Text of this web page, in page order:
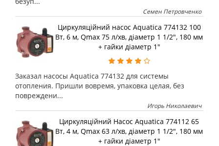
Семен Петровченко
Циркуляційний насос Aquatica 774132 100
Вт, 6 м, Qmax 75 л/хв, діаметр 1 1/2", 180 мм
+ гайки діаметр 1"
Заказал насосы Aquatica 774132 для системы
отопления. Пришли вовремя, упаковка целая, без
повреждени...
Игорь Николаевич
Циркуляційний Насос Aquatica 774112 65
Вт, 4 м, Qmax 63 л/хв, діаметр 1 1/2", 180 мм
+ гайки діаметр 1"